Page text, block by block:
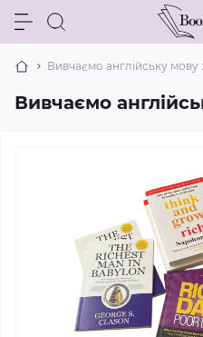
Вивчаємо англійську мову
Вивчаємо